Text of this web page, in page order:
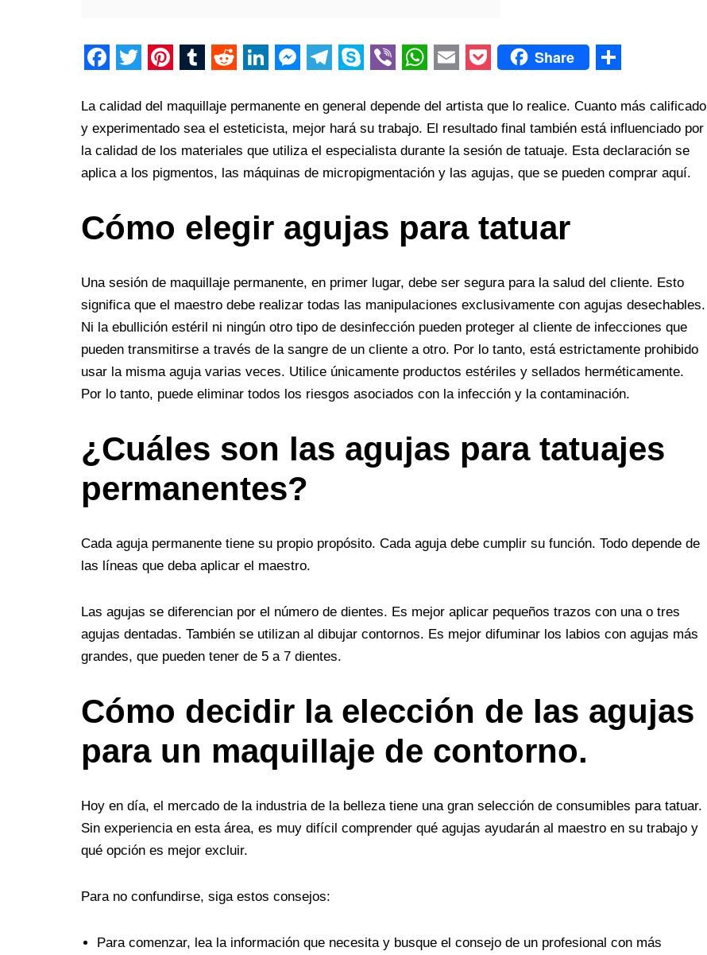
a
c
e
b
o
o
w
i
t
t
e
r
i
n
t
e
e
t
u
m
b
l
e
d
d
i
i
n
k
e
d
I
e
s
s
e
g
r
e
l
e
g
a
k
y
p
e
i
b
e
r
h
a
t
s
p
m
a
i
l
o
c
k
e
Share
h
a
r
e
La calidad del maquillaje permanente en general depende del artista que lo realice. Cuanto más calificado
y experimentado sea el esteticista, mejor hará su trabajo. El resultado final también está influenciado por
la calidad de los materiales que utiliza el especialista durante la sesión de tatuaje. Esta declaración se
aplica a los pigmentos, las máquinas de micropigmentación y las agujas, que se pueden comprar aquí.
Cómo elegir agujas para tatuar
Una sesión de maquillaje permanente, en primer lugar, debe ser segura para la salud del cliente. Esto
significa que el maestro debe realizar todas las manipulaciones exclusivamente con agujas desechables.
Ni la ebullición estéril ni ningún otro tipo de desinfección pueden proteger al cliente de infecciones que
pueden transmitirse a través de la sangre de un cliente a otro. Por lo tanto, está estrictamente prohibido
usar la misma aguja varias veces. Utilice únicamente productos estériles y sellados herméticamente.
Por lo tanto, puede eliminar todos los riesgos asociados con la infección y la contaminación.
¿Cuáles son las agujas para tatuajes
permanentes?
Cada aguja permanente tiene su propio propósito. Cada aguja debe cumplir su función. Todo depende de
las líneas que deba aplicar el maestro.
Las agujas se diferencian por el número de dientes. Es mejor aplicar pequeños trazos con una o tres
agujas dentadas. También se utilizan al dibujar contornos. Es mejor difuminar los labios con agujas más
grandes, que pueden tener de 5 a 7 dientes.
Cómo decidir la elección de las agujas
para un maquillaje de contorno.
Hoy en día, el mercado de la industria de la belleza tiene una gran selección de consumibles para tatuar.
Sin experiencia en esta área, es muy difícil comprender qué agujas ayudarán al maestro en su trabajo y
qué opción es mejor excluir.
Para no confundirse, siga estos consejos:
Para comenzar, lea la información que necesita y busque el consejo de un profesional con más